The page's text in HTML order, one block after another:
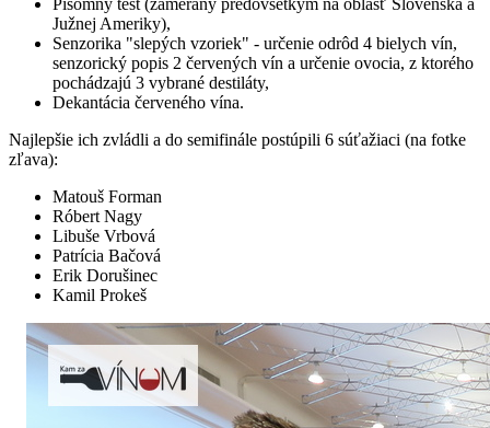
Južnej Ameriky),
Senzorika "slepých vzoriek" - určenie odrôd 4 bielych vín,
senzorický popis 2 červených vín a určenie ovocia, z ktorého
pochádzajú 3 vybrané destiláty,
Dekantácia červeného vína.
Najlepšie ich zvládli a do semifinále postúpili 6 súťažiaci (na fotke
zľava):
Matouš Forman
Róbert Nagy
Libuše Vrbová
Patrícia Bačová
Erik Dorušinec
Kamil Prokeš